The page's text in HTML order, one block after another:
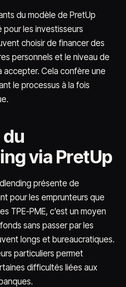
du modèle de PretUp
pour les investisseurs
choisir de financer des
personnels et le niveau de
accepter. Cela confère une
le processus à la fois
via PretUp
présente de
pour les emprunteurs que
TPE-PME, c’est un moyen
sans passer par les
longs et bureaucratiques.
particuliers permet
difficultés liées aux